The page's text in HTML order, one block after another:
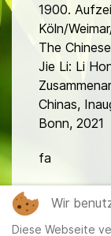
1900.
Köln/
The
Jie Li: Li
Chinas,
Bonn, 2021
fa
Wir
Diese Webseite